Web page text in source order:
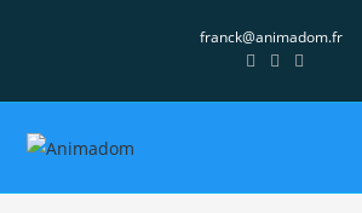
franck@animadom.fr